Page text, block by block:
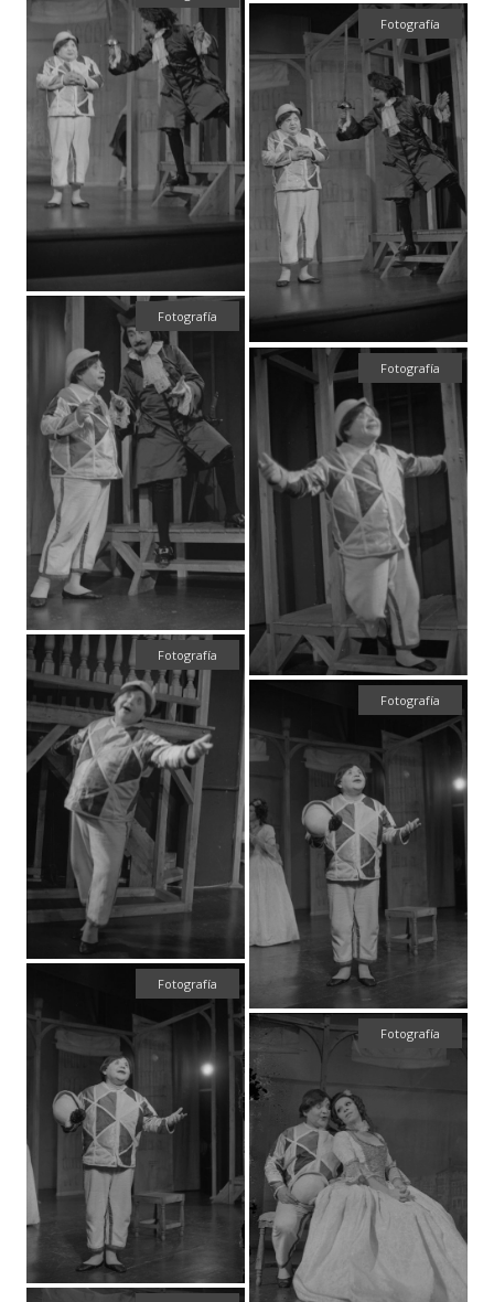
Fotografía
Fotografía
Fotografía
Fotografía
Fotografía
Fotografía
Fotografía